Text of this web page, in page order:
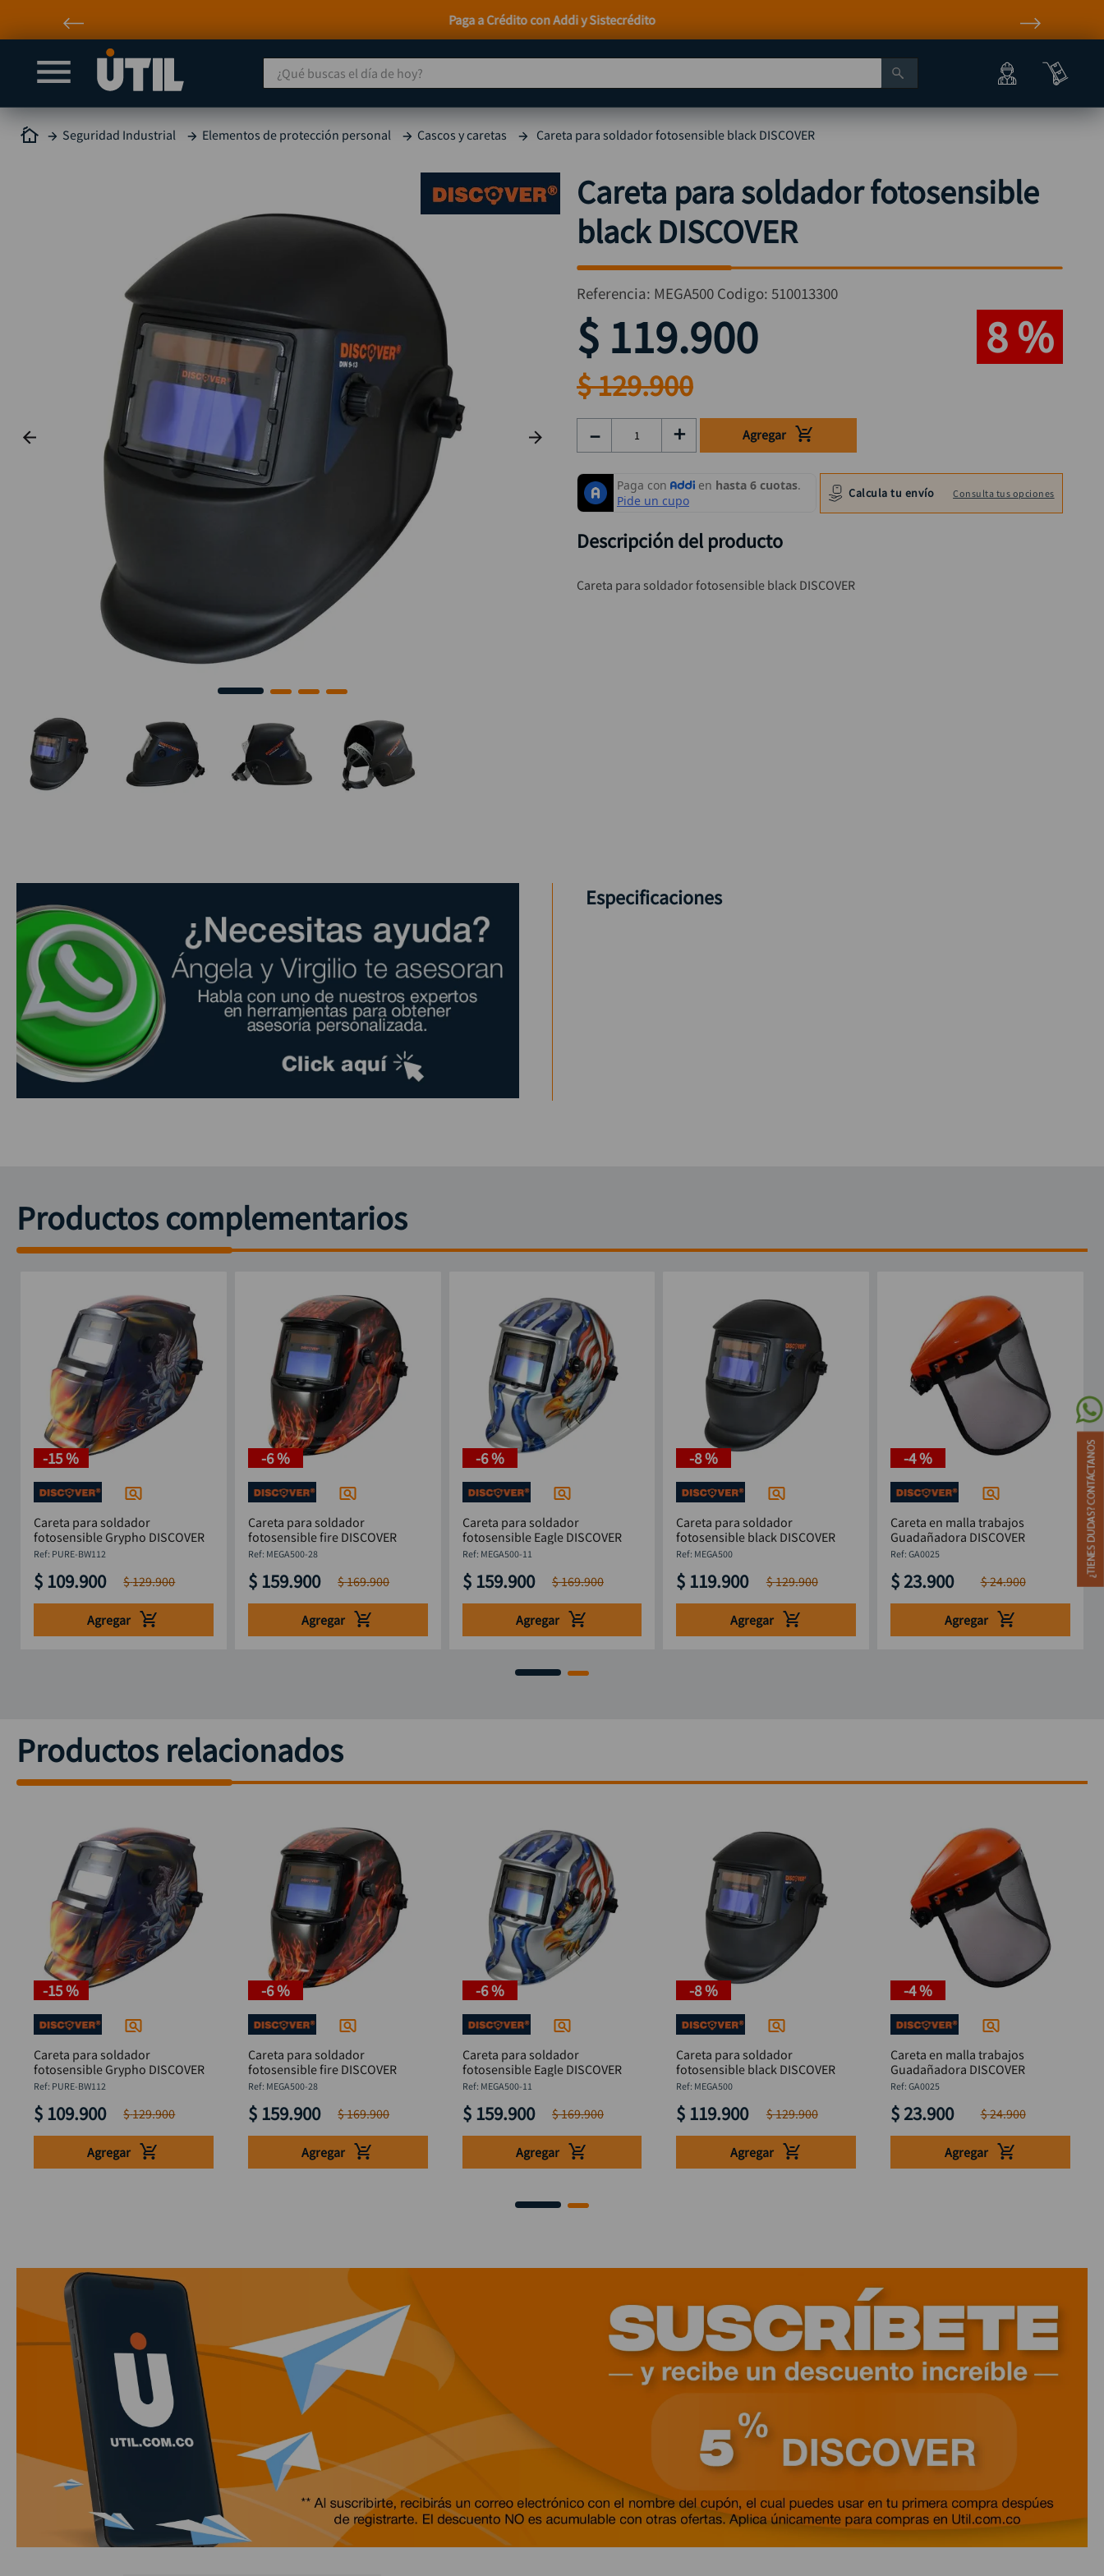
Paga a Crédito con Addi y Sistecrédito
¿Qué buscas el día de hoy?
Seguridad Industrial Elementos de protección personal Cascos y caretas Careta para soldador fotosensible black DISCOVER
Careta para soldador fotosensible
black DISCOVER
Referencia: MEGA500 Codigo: 510013300
$ 119.900 8 %
$129.900
＋
－ Agregar
Calcula tu envío Consulta tus opciones
Descripción del producto
Careta para soldador fotosensible black DISCOVER
Especificaciones
Productos complementarios
-15 %
Careta para soldador
fotosensible Grypho DISCOVER
: PURE-BW112
$ 109.900 $129.900
Agregar
-6 %
Careta para soldador
fotosensible fire DISCOVER
: MEGA500-28
$ 159.900 $169.900
Agregar
-6 %
Careta para soldador
fotosensible Eagle DISCOVER
: MEGA500-11
$ 159.900 $169.900
Agregar
-8 %
Careta para soldador
fotosensible black DISCOVER
: MEGA500
$ 119.900 $129.900
Agregar
-4 %
Careta en malla trabajos
Guadañadora DISCOVER
:GA0025
$ 23.900 $24.900
Agregar
Productos relacionados
-15 %
Careta para soldador
fotosensible Grypho DISCOVER
: PURE-BW112
$ 109.900 $129.900
Agregar
-6 %
Careta para soldador
fotosensible fire DISCOVER
: MEGA500-28
$ 159.900 $169.900
Agregar
-6 %
Careta para soldador
fotosensible Eagle DISCOVER
: MEGA500-11
$ 159.900 $169.900
Agregar
-8 %
Careta para soldador
fotosensible black DISCOVER
: MEGA500
$ 119.900 $129.900
Agregar
-4 %
Careta en malla trabajos
Guadañadora DISCOVER
:GA0025
$ 23.900 $24.900
Agregar
TÉRMINOS MÁS BUSCADOS
1 taladro
compresor
5
ruteadora
mototool
taladro inalámbrico
rodachina